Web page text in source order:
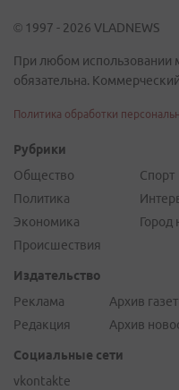
© 1997 - 2026 VLADNEWS
При любом использовании
обязательна.
Политика обработки
Рубрики
Общество
Политика
Экономика
Происшествия
Спорт
Город
Издательство
Реклама
Редакция
Архив
Архив
Социальные сети
vkontakte